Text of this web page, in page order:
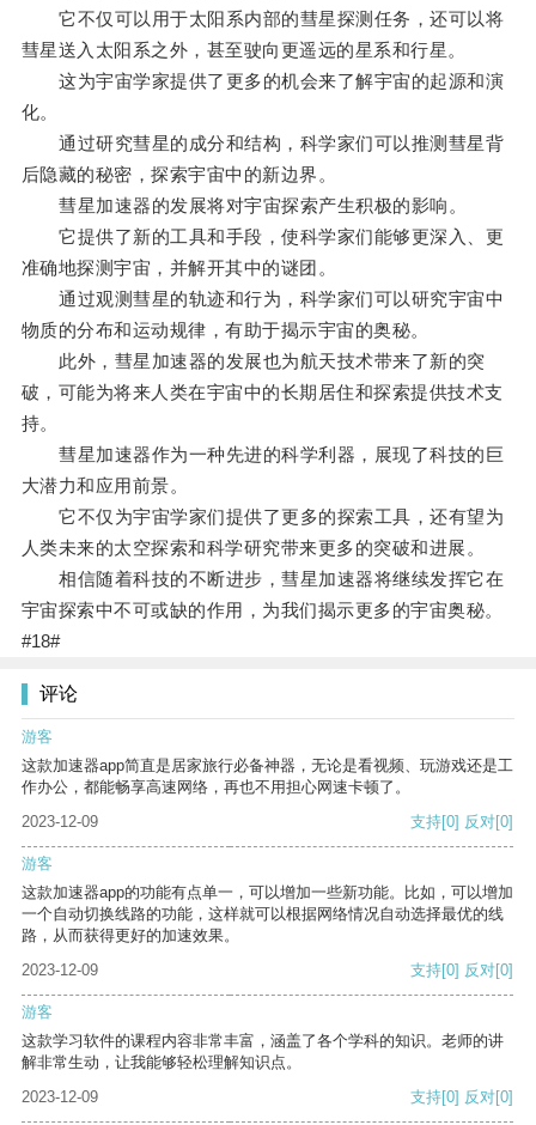
它不仅可以用于太阳系内部的彗星探测任务，还可以将
彗星送入太阳系之外，甚至驶向更遥远的星系和行星。
这为宇宙学家提供了更多的机会来了解宇宙的起源和演
化。
通过研究彗星的成分和结构，科学家们可以推测彗星背
后隐藏的秘密，探索宇宙中的新边界。
彗星加速器的发展将对宇宙探索产生积极的影响。
它提供了新的工具和手段，使科学家们能够更深入、更
准确地探测宇宙，并解开其中的谜团。
通过观测彗星的轨迹和行为，科学家们可以研究宇宙中
物质的分布和运动规律，有助于揭示宇宙的奥秘。
此外，彗星加速器的发展也为航天技术带来了新的突
破，可能为将来人类在宇宙中的长期居住和探索提供技术支
持。
彗星加速器作为一种先进的科学利器，展现了科技的巨
大潜力和应用前景。
它不仅为宇宙学家们提供了更多的探索工具，还有望为
人类未来的太空探索和科学研究带来更多的突破和进展。
相信随着科技的不断进步，彗星加速器将继续发挥它在
宇宙探索中不可或缺的作用，为我们揭示更多的宇宙奥秘。
#18#
评论
游客
这款加速器app简直是居家旅行必备神器，无论是看视频、玩游戏还是工
作办公，都能畅享高速网络，再也不用担心网速卡顿了。
2023-12-09
支持[0] 反对[0]
游客
这款加速器app的功能有点单一，可以增加一些新功能。比如，可以增加
一个自动切换线路的功能，这样就可以根据网络情况自动选择最优的线
路，从而获得更好的加速效果。
2023-12-09
支持[0] 反对[0]
游客
这款学习软件的课程内容非常丰富，涵盖了各个学科的知识。老师的讲
解非常生动，让我能够轻松理解知识点。
2023-12-09
支持[0] 反对[0]